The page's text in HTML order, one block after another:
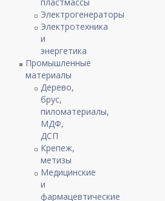
Электрогенераторы
Электротехника
и
энергетика
Промышленные
материалы
Дерево,
брус,
пиломатериалы,
МДФ,
ДСП
Крепеж,
метизы
Медицинские
и
фармацевтические